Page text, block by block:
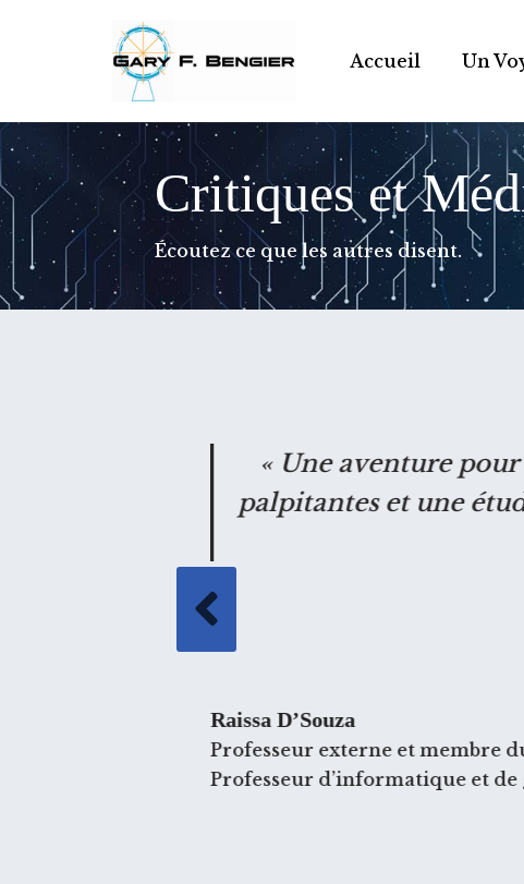
content
Accueil Un
Critiques et
Écoutez ce que les autres disent.
« Une aventure pour
palpitantes et une
Raissa D’Souza
Professeur externe et membre
Professeur d’informatique et